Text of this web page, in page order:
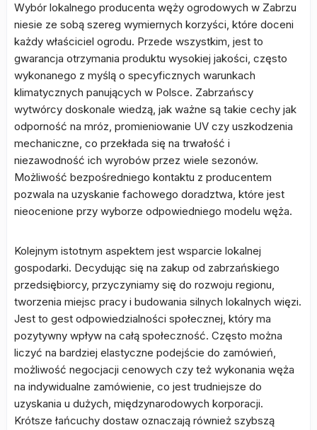
Wybór lokalnego producenta węży ogrodowych w Zabrzu
niesie ze sobą szereg wymiernych korzyści, które doceni
każdy właściciel ogrodu. Przede wszystkim, jest to
gwarancja otrzymania produktu wysokiej jakości, często
wykonanego z myślą o specyficznych warunkach
klimatycznych panujących w Polsce. Zabrzańscy
wytwórcy doskonale wiedzą, jak ważne są takie cechy jak
odporność na mróz, promieniowanie UV czy uszkodzenia
mechaniczne, co przekłada się na trwałość i
niezawodność ich wyrobów przez wiele sezonów.
Możliwość bezpośredniego kontaktu z producentem
pozwala na uzyskanie fachowego doradztwa, które jest
nieocenione przy wyborze odpowiedniego modelu węża.
Kolejnym istotnym aspektem jest wsparcie lokalnej
gospodarki. Decydując się na zakup od zabrzańskiego
przedsiębiorcy, przyczyniamy się do rozwoju regionu,
tworzenia miejsc pracy i budowania silnych lokalnych więzi.
Jest to gest odpowiedzialności społecznej, który ma
pozytywny wpływ na całą społeczność. Często można
liczyć na bardziej elastyczne podejście do zamówień,
możliwość negocjacji cenowych czy też wykonania węża
na indywidualne zamówienie, co jest trudniejsze do
uzyskania u dużych, międzynarodowych korporacji.
Krótsze łańcuchy dostaw oznaczają również szybszą